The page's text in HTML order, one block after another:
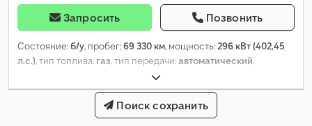
Запросить Позвонить
Состояние:б/у, пробег:69 330 км, мощность:296 кВт (402,45
л.с.), тип топлива: газ, тип передачи:автоматический,
, колесная база:
регистрация:03/2020, ёмкость топливного бака:98 л,
336 г/км , класс выбросов:Евро 6
количество мест:5, количество предыдущих владельцев:
Поиск сохранить